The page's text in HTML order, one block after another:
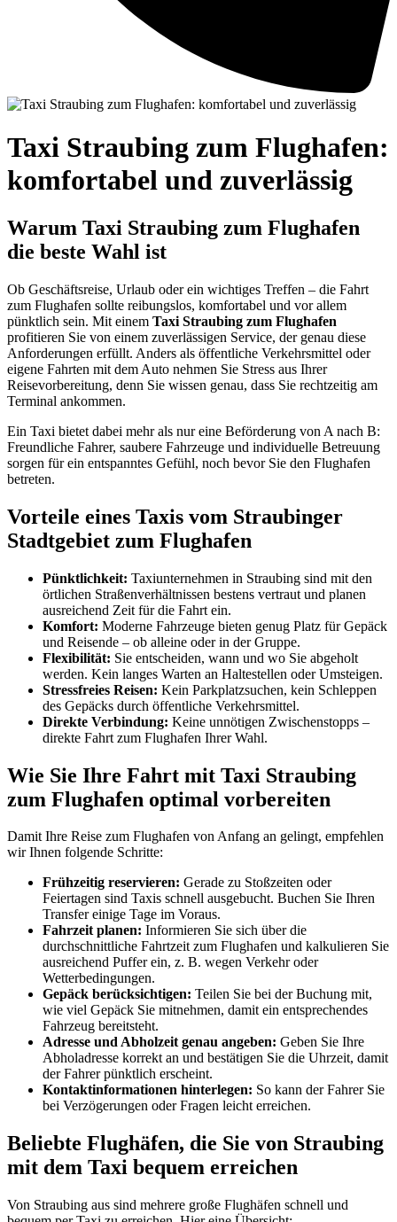
Taxi Straubing zum Flughafen:
komfortabel und zuverlässig
Warum Taxi Straubing zum Flughafen
die beste Wahl ist
Ob Geschäftsreise, Urlaub oder ein wichtiges Treffen – die Fahrt
zum Flughafen sollte reibungslos, komfortabel und vor allem
pünktlich sein. Mit einem Taxi Straubing zum Flughafen
profitieren Sie von einem zuverlässigen Service, der genau diese
Anforderungen erfüllt. Anders als öffentliche Verkehrsmittel oder
eigene Fahrten mit dem Auto nehmen Sie Stress aus Ihrer
Reisevorbereitung, denn Sie wissen genau, dass Sie rechtzeitig am
Terminal ankommen.
Ein Taxi bietet dabei mehr als nur eine Beförderung von A nach B:
Freundliche Fahrer, saubere Fahrzeuge und individuelle Betreuung
sorgen für ein entspanntes Gefühl, noch bevor Sie den Flughafen
betreten.
Vorteile eines Taxis vom Straubinger
Stadtgebiet zum Flughafen
Pünktlichkeit: Taxiunternehmen in Straubing sind mit den
örtlichen Straßenverhältnissen bestens vertraut und planen
ausreichend Zeit für die Fahrt ein.
Komfort: Moderne Fahrzeuge bieten genug Platz für Gepäck
und Reisende – ob alleine oder in der Gruppe.
Flexibilität: Sie entscheiden, wann und wo Sie abgeholt
werden. Kein langes Warten an Haltestellen oder Umsteigen.
Stressfreies Reisen: Kein Parkplatzsuchen, kein Schleppen
des Gepäcks durch öffentliche Verkehrsmittel.
Direkte Verbindung: Keine unnötigen Zwischenstopps –
direkte Fahrt zum Flughafen Ihrer Wahl.
Wie Sie Ihre Fahrt mit Taxi Straubing
zum Flughafen optimal vorbereiten
Damit Ihre Reise zum Flughafen von Anfang an gelingt, empfehlen
wir Ihnen folgende Schritte:
Frühzeitig reservieren: Gerade zu Stoßzeiten oder
Feiertagen sind Taxis schnell ausgebucht. Buchen Sie Ihren
Transfer einige Tage im Voraus.
Fahrzeit planen: Informieren Sie sich über die
durchschnittliche Fahrtzeit zum Flughafen und kalkulieren Sie
ausreichend Puffer ein, z. B. wegen Verkehr oder
Wetterbedingungen.
Gepäck berücksichtigen: Teilen Sie bei der Buchung mit,
wie viel Gepäck Sie mitnehmen, damit ein entsprechendes
Fahrzeug bereitsteht.
Adresse und Abholzeit genau angeben: Geben Sie Ihre
Abholadresse korrekt an und bestätigen Sie die Uhrzeit, damit
der Fahrer pünktlich erscheint.
Kontaktinformationen hinterlegen: So kann der Fahrer Sie
bei Verzögerungen oder Fragen leicht erreichen.
Beliebte Flughäfen, die Sie von Straubing
mit dem Taxi bequem erreichen
Von Straubing aus sind mehrere große Flughäfen schnell und